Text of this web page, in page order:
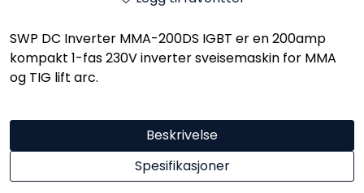
SWP DC Inverter MMA-200DS IGBT er en 200amp
kompakt 1-fas 230V inverter sveisemaskin for MMA
og TIG lift arc.
Beskrivelse
Spesifikasjoner